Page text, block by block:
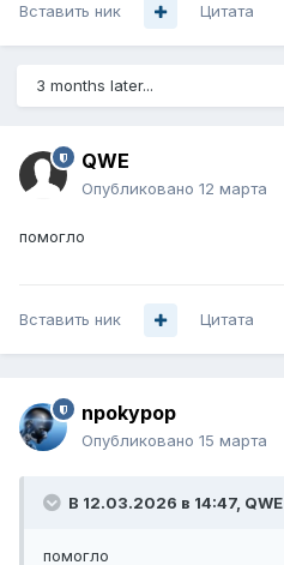
Вставить ник Цитата
3 months later...
QWE
Опубликовано 12 марта
помогло
Вставить ник Цитата
npokypop
Опубликовано 15 марта
В 12.03.2026 в 14:47, QWE
помогло